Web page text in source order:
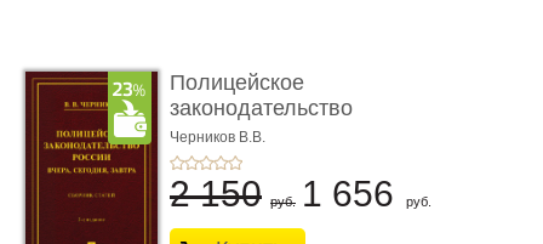
Полицейское
законодательство
России: вчера, с� ...
Черников В.В.
2 150 руб. 1 656 руб.